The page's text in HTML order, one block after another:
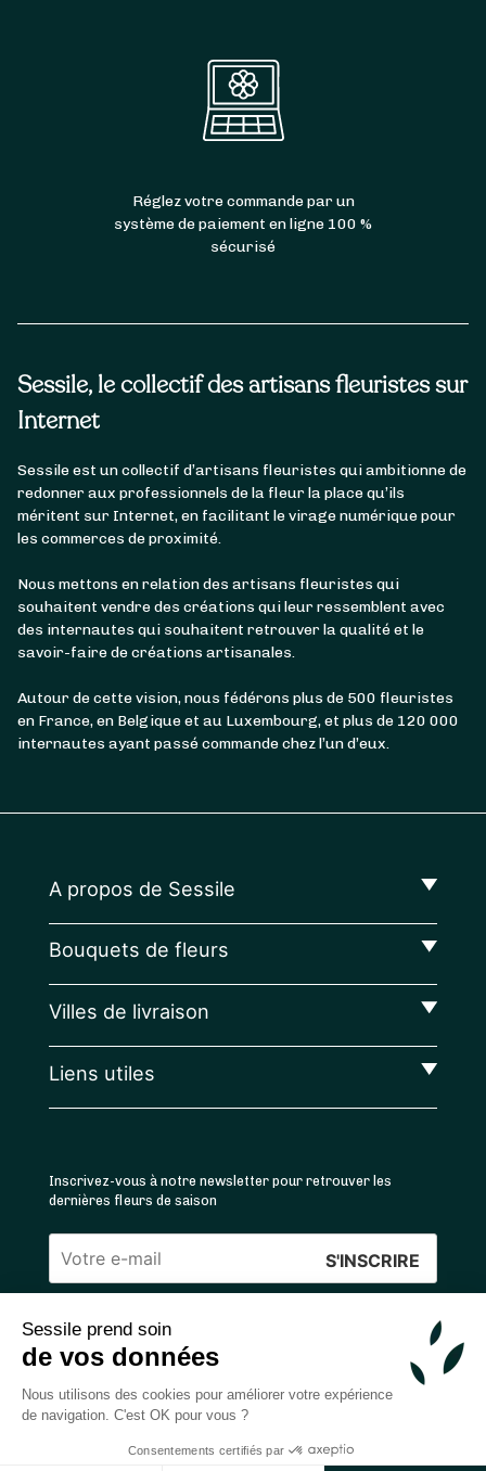
Sessile prend soin
de vos données
Nous utilisons des cookies pour améliorer votre expérience
de navigation. C'est OK pour vous ?
Consentements certifiés par
Ajouter au panier
Sessile, le collectif des artisans fleuristes sur
Internet
Sessile est un collectif d’artisans fleuristes qui ambitionne de
redonner aux professionnels de la fleur la place qu’ils
méritent sur Internet, en facilitant le virage numérique pour
les commerces de proximité.
Nous mettons en relation des artisans fleuristes qui
souhaitent vendre des créations qui leur ressemblent avec
des internautes qui souhaitent retrouver la qualité et le
savoir-faire de créations artisanales.
Autour de cette vision, nous fédérons plus de 500 fleuristes
en France, en Belgique et au Luxembourg, et plus de 120 000
internautes ayant passé commande chez l’un d’eux.
Réglez votre commande par un
système de paiement en ligne 100 %
sécurisé
A propos de Sessile
Bouquets de fleurs
Villes de livraison
Liens utiles
Inscrivez-vous à notre newsletter pour retrouver les
dernières fleurs de saison
Veuillez
ce
champ
4.4 /5 ⭐ | 120 000+ bouquets livrés |
Achats 100% sécurisés
2026 — © Sessile SAS